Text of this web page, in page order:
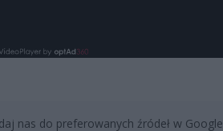
nas do preferowanych źródeł w Google